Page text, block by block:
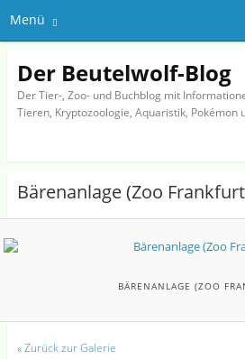
Menü
Der Beutelwolf-Blog
Der Tier-, Zoo- und Buchblog mit
Tieren, Kryptozoologie, Aquaristik, Pokémon
Bärenanlage (Zoo
BÄRENANLAGE (ZOO
«Zurück zur Galerie